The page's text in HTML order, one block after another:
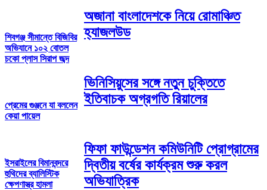
শিবগঞ্জ সীমান্তে বিজিবির
অভিযানে ১০২ বোতল
চকো প্লাস সিরাপ জব্দ
প্রেমের গুঞ্জনে যা বললেন
কেয়া পায়েল
ইসরাইলের বিমানবন্দরে
হুথিদের ব্যালিস্টিক
ক্ষেপণাস্ত্র হামলা
অজানা বাংলাদেশকে নিয়ে রোমাঞ্চিত
হ্যাজলউড
ভিনিসিয়ুসের সঙ্গে নতুন চুক্তিতে
ইতিবাচক অগ্রগতি রিয়ালের
ফিফা ফাউন্ডেশন কমিউনিটি প্রোগ্রামের
দ্বিতীয় বর্ষের কার্যক্রম শুরু করল
অভিযাত্রিক